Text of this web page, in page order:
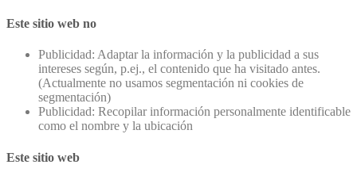
Este sitio web no
Publicidad: Adaptar la información y la publicidad a sus
intereses según, p.ej., el contenido que ha visitado antes.
(Actualmente no usamos segmentación ni cookies de
segmentación)
Publicidad: Recopilar información personalmente identificable
como el nombre y la ubicación
Este sitio web